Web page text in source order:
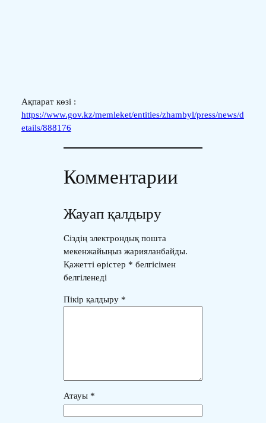
Ақпарат көзі :
https://www.gov.kz/memleket/entities/zhambyl/press/news/d
etails/888176
Комментарии
Жауап қалдыру
Сіздің электрондық пошта
мекенжайыңыз жарияланбайды.
Қажетті өрістер * белгісімен
белгіленеді
Пікір қалдыру *
Атауы *